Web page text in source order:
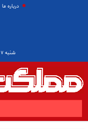
درباره ما
شنبه ۱۷ مرداد ۱۴۰۵